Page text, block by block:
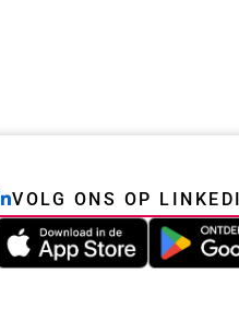
VOLG ONS OP